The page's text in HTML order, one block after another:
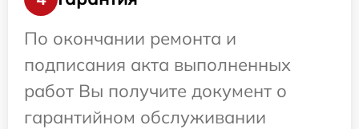
По окончании ремонта и
подписания акта выполненных
работ Вы получите документ о
гарантийном обслуживании